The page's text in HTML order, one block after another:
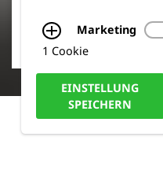
Marketing
1 Cookie
EINSTELLUNG
SPEICHERN